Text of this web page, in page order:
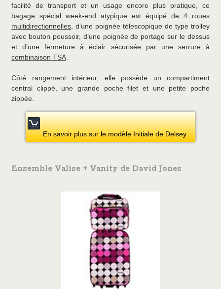
facilité de transport et un usage encore plus pratique, ce
bagage spécial week-end atypique est équipé de 4 roues
multidirectionnelles , d’une poignée télescopique de type trolley
avec bouton poussoir, d’une poignée de portage sur le dessus
et d’une fermeture à éclair sécurisée par une serrure à
combinaison TSA
Côté rangement intérieur, elle possède un compartiment
central clippé, une grande poche filet et une petite poche
zippée.
En savoir plus sur le modèle Initiale de Delsey
Ensemble Valise + Vanity de David Jones